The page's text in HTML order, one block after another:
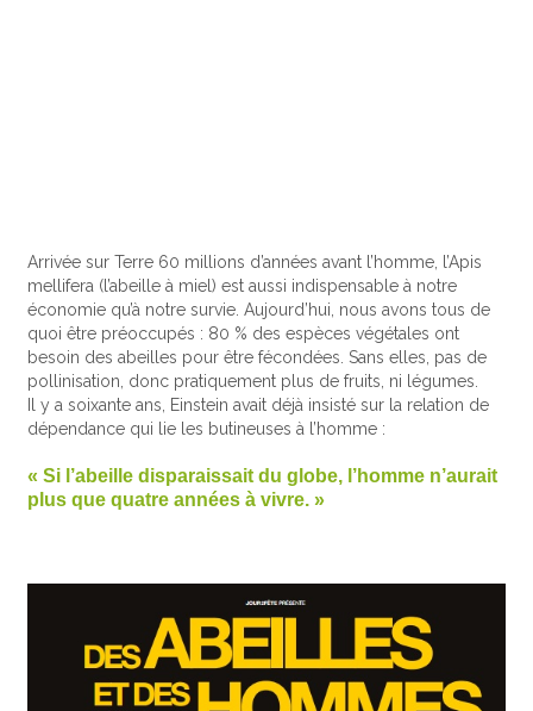
Arrivée sur Terre 60 millions d’années avant l’homme, l’Apis
mellifera (l’abeille à miel) est aussi indispensable à notre
économie qu’à notre survie. Aujourd’hui, nous avons tous de
quoi être préoccupés : 80 % des espèces végétales ont
besoin des abeilles pour être fécondées. Sans elles, pas de
pollinisation, donc pratiquement plus de fruits, ni légumes.
Il y a soixante ans, Einstein avait déjà insisté sur la relation de
dépendance qui lie les butineuses à l’homme :
« Si l’abeille disparaissait du globe, l’homme n’aurait
plus que quatre années à vivre. »